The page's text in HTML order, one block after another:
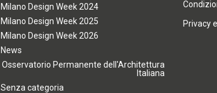
Milano Design Week 2024
Milano Design Week 2025
Milano Design Week 2026
News
Osservatorio Permanente dell'Architettura
Italiana
Senza categoria
Privacy